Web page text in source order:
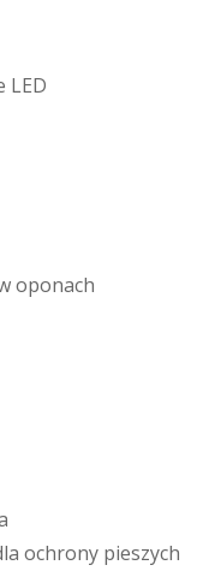
LED
oponach
la ochrony pieszych